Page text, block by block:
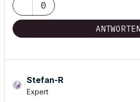
0
ANTWORTEN
Stefan-R
Expert